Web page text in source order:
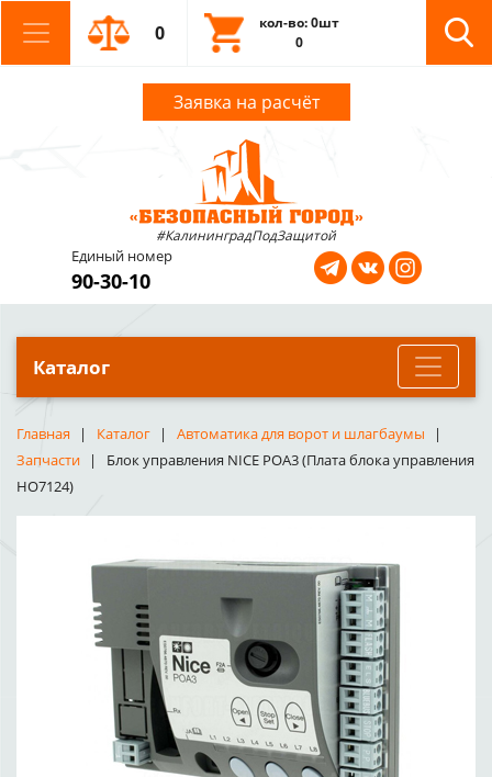
0
кол-во: 0шт
0
Заявка на расчёт
#КалининградПодЗащитой
Единый номер
90-30-10
Каталог
Главная Каталог
Автоматика для ворот и шлагбаумы
Запчасти
Блок управления NICE POA3 (Плата блока управления
HO7124)